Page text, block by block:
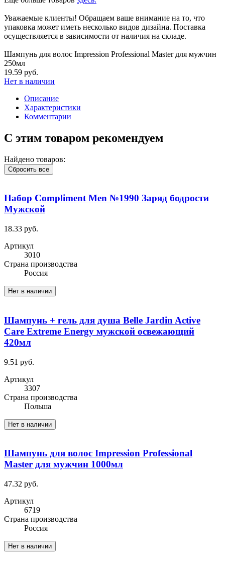
Уважаемые клиенты! Обращаем ваше внимание на то, что
упаковка может иметь несколько видов дизайна. Поставка
осуществляется в зависимости от наличия на складе.
Шампунь для волос Impression Professional Master для мужчин
250мл
19.59 руб.
Нет в наличии
Описание
Характеристики
Комментарии
С этим товаром рекомендуем
Найдено товаров:
Сбросить все
Набор Compliment Men №1990 Заряд бодрости
Мужской
18.33 руб.
Артикул
3010
Cтрана производства
Россия
Нет в наличии
Шампунь + гель для душа Belle Jardin Active
Care Extreme Energy мужской освежающий
420мл
9.51 руб.
Артикул
3307
Cтрана производства
Польша
Нет в наличии
Шампунь для волос Impression Professional
Master для мужчин 1000мл
47.32 руб.
Артикул
6719
Cтрана производства
Россия
Нет в наличии